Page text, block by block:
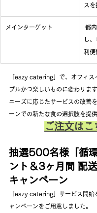
スを
メインターゲット 都
し
利便
「eazy catering」で、オフィス
プルかつ楽しいものに変わりま
ニーズに応じたサービスの改善
ーンでの新たな食の選択肢を提
ご注文はこ
抽選500名様「循
ント＆3ヶ月間 配
キャンペーン
「eazy catering」サービス開始
ャンペーンをご用意しました。